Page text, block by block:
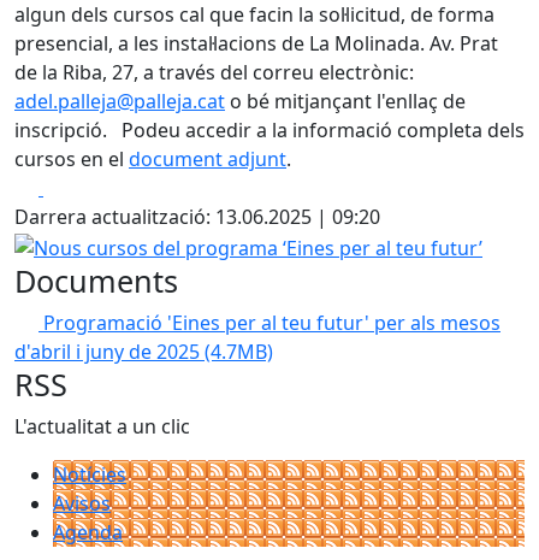
algun dels cursos cal que facin la sol·licitud, de forma
presencial, a les instal·lacions de La Molinada. Av. Prat
de la Riba, 27, a través del correu electrònic:
adel.palleja@palleja.cat o bé mitjançant l'enllaç de
inscripció. Podeu accedir a la informació completa dels
cursos en el document adjunt.
Darrera actualització: 13.06.2025 | 09:20
Nous cursos del programa ‘Eines per al teu futur’
Documents
Programació 'Eines per al teu futur' per als mesos
d'abril i juny de 2025(4.7MB)
RSS
L'actualitat a un clic
Notícies
Avisos
Agenda